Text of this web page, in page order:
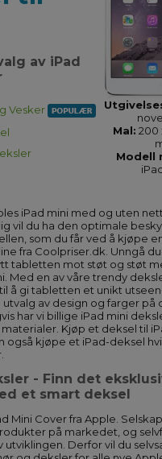
av iPad
Vesker
Mal: 200
Modell
iPad mini med og uten
vil du ha den optimale
som du får ved å kjøpe
fra Coolpriser.dk. Unngå
tabletten mot støt og støt
Med en av våre trendy
å gi tabletten et unikt
av design og farger på
har vi billige iPad mini
Kjøp et deksel til
også kjøpe et iPad-deksel
- Finn det
et smart deksel
Mini Cover fra Apple.
på markedet, og
utviklingen. Derfor vil du